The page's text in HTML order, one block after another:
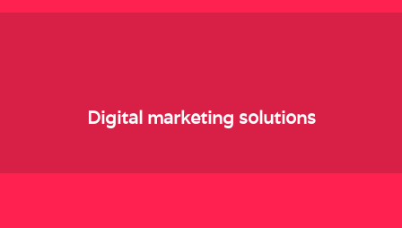
Digital marketing solutions